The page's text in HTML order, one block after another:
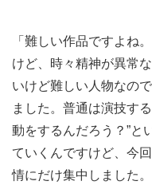
「難しい作品ですよね
けど、時々精神が異常
いけど難しい人物なの
ました。普通は演技す
動をするんだろう？”と
ていくんですけど、今
情にだけ集中しました